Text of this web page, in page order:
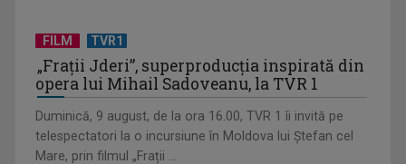
„Spune-mi”, piesa Monicăi Anghel – a patra cea mai votată
în concursul ...
FILM TVR1
„Frații Jderi”, superproducția inspirată din
opera lui Mihail Sadoveanu, la TVR 1
Duminică, 9 august, de la ora 16.00, TVR 1 îi invită pe
telespectatori la o incursiune în Moldova lui Ștefan cel
Mare, prin filmul „Frații ...